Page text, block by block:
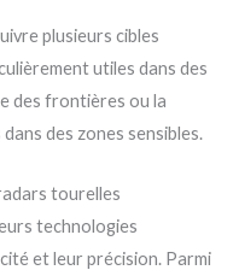
plusieurs cibles
utiles dans des
des frontières ou la
des zones sensibles.
tourelles
technologies
et leur précision. Parmi